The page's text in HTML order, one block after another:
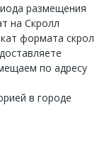
размещения
на Скролл
формата скрол
по адресу
в городе